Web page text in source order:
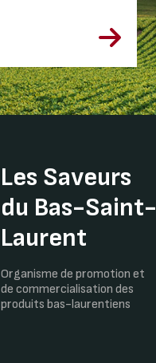
Les Saveurs
du Bas-Saint-
Laurent
Organisme de promotion et
de commercialisation des
produits bas-laurentiens